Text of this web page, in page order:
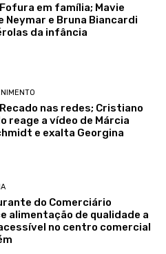
em família; Mavie
Neymar e Bruna Biancardi
da infância
nas redes; Cristiano
reage a vídeo de Márcia
e exalta Georgina
do Comerciário
alimentação de qualidade a
no centro comercial